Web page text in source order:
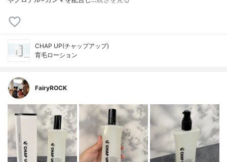
CHAP UP(チャップアップ)
育毛ローション
FairyROCK